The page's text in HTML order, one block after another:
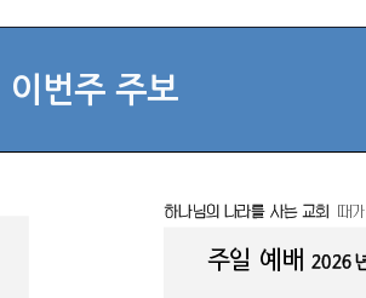
이번주 주보